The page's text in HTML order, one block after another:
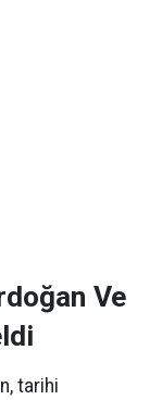
Ve
tarihi